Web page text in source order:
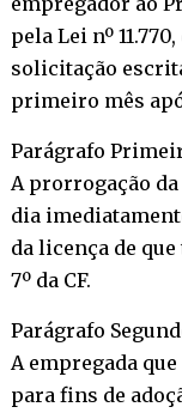
pela Lei nº
solicitação
primeiro mês
Parágrafo
A prorrogação
dia
da licença de
7º da CF.
Parágrafo
A empregada
para fins de